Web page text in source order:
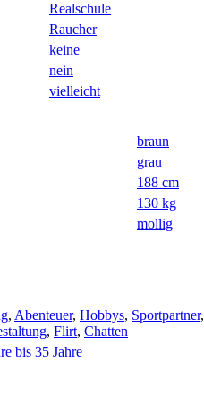
Realschule
Raucher
keine
nein
vielleicht
braun
grau
188 cm
130 kg
mollig
, Abenteuer, Hobbys, Sportpartner,
, Flirt, Chatten
bis 35 Jahre